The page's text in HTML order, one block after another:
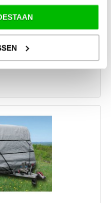
LENGTE 400-450 CM
tot 220cm hoog